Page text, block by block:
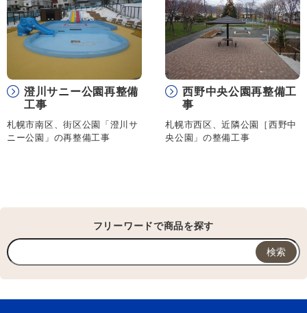
澄川サニー公園再整備
工事
札幌市南区、街区公園「澄川サ
ニー公園」の再整備工事
西野中央公園再整備工
事
札幌市西区、近隣公園［西野中
央公園」の整備工事
フリーワードで商品を探す